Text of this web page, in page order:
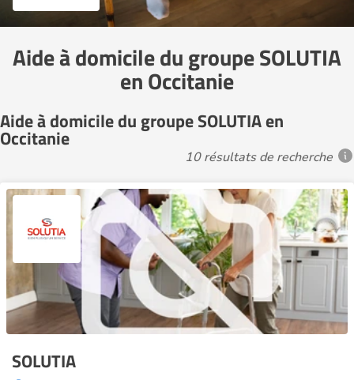
Aide à domicile du groupe SOLUTIA
en Occitanie
Aide à domicile du groupe SOLUTIA en
Occitanie
10 résultats de recherche
SOLUTIA